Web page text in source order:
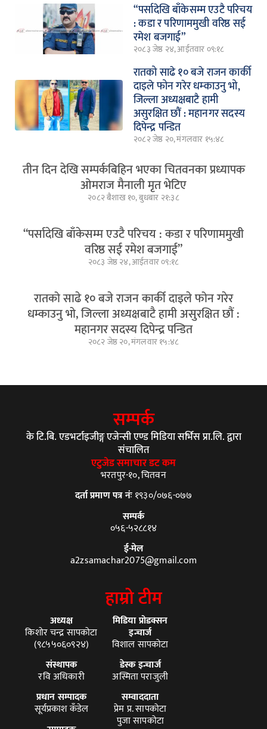
“पर्सादेखि बाँकेसम्म एउटै परिचय
: कडा र परिणाममुखी वरिष्ठ सई
रमेश बजगाई”
२०८३ जेष्ठ २४, आईतवार ०९:१८
रातको साढे १० बजे राजन कार्की
दाइले फोन गरेर धम्काउनु भो,
जिल्ला अध्यक्षबाटै हामी
असुरक्षित छौं : महानगर सदस्य
दिपेन्द्र पन्डित
२०८२ जेष्ठ २०, मंगलवार १५:४८
तीन दिन देखि सम्पर्कबिहिन भएका चितवनका प्रध्यापक
ओमराज मैनाली मृत भेटिए
२०८२ बैशाख १०, बुधबार २१:३८
“पर्सादेखि बाँकेसम्म एउटै परिचय : कडा र परिणाममुखी
वरिष्ठ सई रमेश बजगाई”
२०८३ जेष्ठ २४, आईतवार ०९:१८
रातको साढे १० बजे राजन कार्की दाइले फोन गरेर
धम्काउनु भो, जिल्ला अध्यक्षबाटै हामी असुरक्षित छौं :
महानगर सदस्य दिपेन्द्र पन्डित
२०८२ जेष्ठ २०, मंगलवार १५:४८
सम्पर्क
के टि.बि. एडभर्टाइजीङ्ग एजेन्सी एण्ड मिडिया सर्भिस प्रा.लि. द्वारा
संचालित
एटुजेड समाचार डट कम
भरतपुर-१०, चितवन
दर्ता प्रमाण पत्र नंः१९३०/०७६-०७७
सम्पर्क
०५६-५२८८१४
ई-मेल
a2zsamachar2075@gmail.com
हाम्रो टीम
अध्यक्ष
किशोर चन्द्र सापकोटा
(९८५५०६०९२४)
संस्थापक
रवि अधिकारी
प्रधान सम्पादक
सूर्यप्रकाश कँडेल
मिडिया प्रोडक्सन
इन्चार्ज
विशाल सापकोटा
डेस्क इन्चार्ज
अस्मिता पराजुली
सम्वाददाता
प्रेम प्र. सापकोटा
पुजा सापकोटा